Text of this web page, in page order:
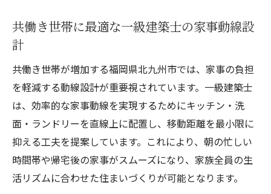
共働き世帯に最適な一級建築士の家事動線設
計
共働き世帯が増加する福岡県北九州市では、家事の負担
を軽減する動線設計が重要視されています。一級建築士
は、効率的な家事動線を実現するためにキッチン・洗
面・ランドリーを直線上に配置し、移動距離を最小限に
抑える工夫を提案しています。これにより、朝の忙しい
時間帯や帰宅後の家事がスムーズになり、家族全員の生
活リズムに合わせた住まいづくりが可能となります。